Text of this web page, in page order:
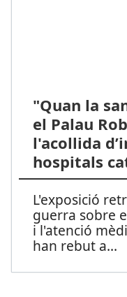
"Quan la
el Palau
l'acollida
hospitals
L'exposició
guerra sobre
i l'atenció
han rebut a...